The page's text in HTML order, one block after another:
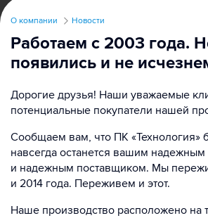
О компании Новости
Работаем с 2003 года.
появились и не
Дорогие друзья! Наши уважаемые
потенциальные покупатели нашей
Сообщаем вам, что ПК «Технология»
навсегда останется вашим
и надежным поставщиком. Мы
и 2014 года. Переживем и этот.
Наше производство расположено на